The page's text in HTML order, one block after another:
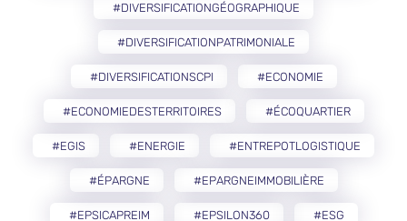
#DIVERSIFICATIONGÉOGRAPHIQUE
#DIVERSIFICATIONPATRIMONIALE
#DIVERSIFICATIONSCPI #ECONOMIE
#ECONOMIEDESTERRITOIRES #ÉCOQUARTIER
#EGIS #ENERGIE #ENTREPOTLOGISTIQUE
#ÉPARGNE #EPARGNEIMMOBILIÈRE
#EPSICAPREIM #EPSILON360 #ESG